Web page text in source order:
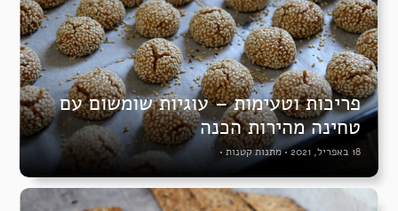
פריכות וטעימות – עוגיות שומשום עם
טחינה מהירות הכנה
18 באפריל, 2021 •מתנות קטנות •